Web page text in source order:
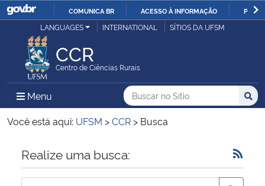
IR
COMUNICA BR ACESSO À INFORMAÇÃO
Ministério da Justiça e Segurança Pública
Ministério da Defesa
Ministério das Relações Exteriores
Ministério da Economia
Ministério da Infraestrutura
LANGUAGES INTERNATIONAL SÍTIOS DA UFSM
CCR
Centro de Ciências Rurais
Menu Menu Principal do Sítio
Busca
Buscar no no Sítio
Busca:
Você está aqui: UFSM >CCR > Busca
Início do conteúdo
Realize uma busca: